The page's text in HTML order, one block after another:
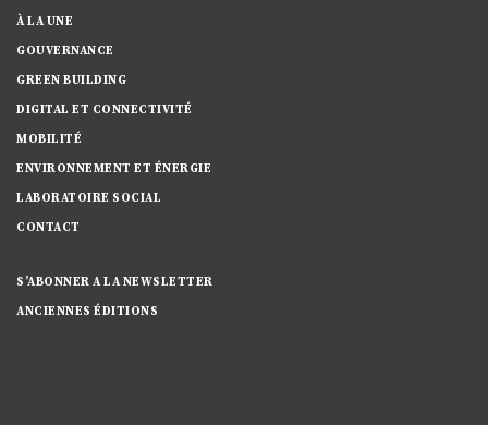
À LA UNE
GOUVERNANCE
GREEN BUILDING
DIGITAL ET CONNECTIVITÉ
MOBILITÉ
ENVIRONNEMENT ET ÉNERGIE
LABORATOIRE SOCIAL
CONTACT
S’ABONNER A LA NEWSLETTER
ANCIENNES ÉDITIONS